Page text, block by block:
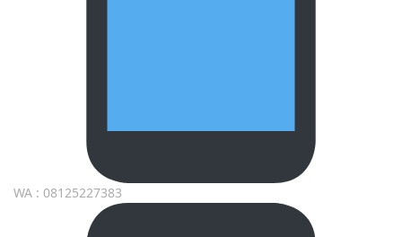
WA : 08125227383